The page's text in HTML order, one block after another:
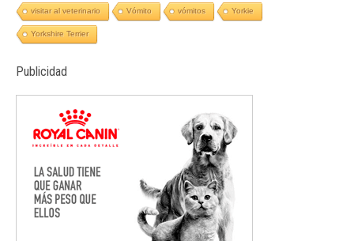
visitar al veterinario Vómito vómitos Yorkie
Yorkshire Terrier
Publicidad